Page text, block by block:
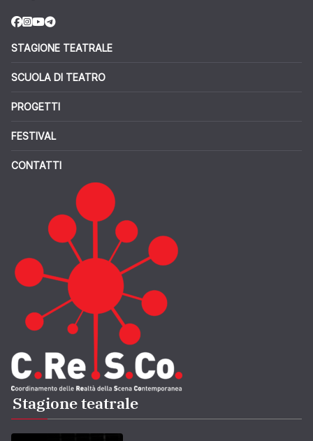
STAGIONE TEATRALE
SCUOLA DI TEATRO
PROGETTI
FESTIVAL
CONTATTI
Stagione teatrale